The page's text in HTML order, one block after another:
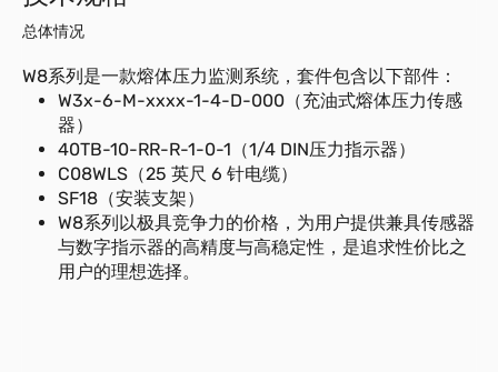
总体情况
W8系列是一款熔体压力监测系统，套件包含以下部件：
W3x-6-M-xxxx-1-4-D-000（充油式熔体压力传感
器）
40TB-10-RR-R-1-0-1（1/4 DIN压力指示器）
C08WLS（25 英尺 6 针电缆）
SF18（安装支架）
W8系列以极具竞争力的价格，为用户提供兼具传感器
与数字指示器的高精度与高稳定性，是追求性价比之
用户的理想选择。